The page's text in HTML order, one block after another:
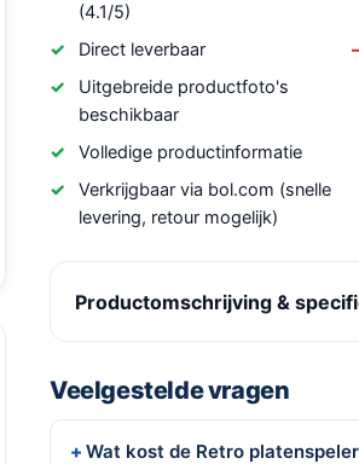
(4.1/5)
Direct leverbaar
Uitgebreide productfoto's
beschikbaar
Volledige productinformatie
Verkrijgbaar via bol.com (snelle
levering, retour mogelijk)
Productomschrijving &
Veelgestelde vragen
Wat kost de Retro